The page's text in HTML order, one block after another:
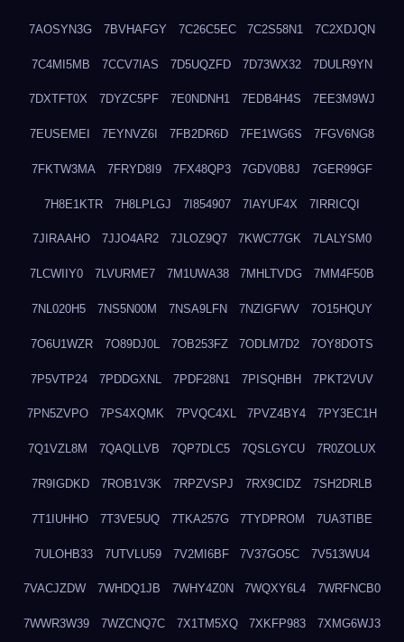
7AOSYN3G 7BVHAFGY 7C26C5EC 7C2S58N1 7C2XDJQN
7C4MI5MB 7CCV7IAS 7D5UQZFD 7D73WX32 7DULR9YN
7DXTFT0X 7DYZC5PF 7E0NDNH1 7EDB4H4S 7EE3M9WJ
7EUSEMEI 7EYNVZ6I 7FB2DR6D 7FE1WG6S 7FGV6NG8
7FKTW3MA 7FRYD8I9 7FX48QP3 7GDV0B8J 7GER99GF
7H8E1KTR 7H8LPLGJ 7I854907 7IAYUF4X 7IRRICQI
7JIRAAHO 7JJO4AR2 7JLOZ9Q7 7KWC77GK 7LALYSM0
7LCWIIY0 7LVURME7 7M1UWA38 7MHLTVDG 7MM4F50B
7NL020H5 7NS5N00M 7NSA9LFN 7NZIGFWV 7O15HQUY
7O6U1WZR 7O89DJ0L 7OB253FZ 7ODLM7D2 7OY8DOTS
7P5VTP24 7PDDGXNL 7PDF28N1 7PISQHBH 7PKT2VUV
7PN5ZVPO 7PS4XQMK 7PVQC4XL 7PVZ4BY4 7PY3EC1H
7Q1VZL8M 7QAQLLVB 7QP7DLC5 7QSLGYCU 7R0ZOLUX
7R9IGDKD 7ROB1V3K 7RPZVSPJ 7RX9CIDZ 7SH2DRLB
7T1IUHHO 7T3VE5UQ 7TKA257G 7TYDPROM 7UA3TIBE
7ULOHB33 7UTVLU59 7V2MI6BF 7V37GO5C 7V513WU4
7VACJZDW 7WHDQ1JB 7WHY4Z0N 7WQXY6L4 7WRFNCB0
7WWR3W39 7WZCNQ7C 7X1TM5XQ 7XKFP983 7XMG6WJ3